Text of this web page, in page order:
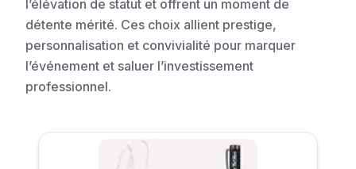
l’élévation de statut et offrent un moment de
détente mérité. Ces choix allient prestige,
personnalisation et convivialité pour marquer
l’événement et saluer l’investissement
professionnel.